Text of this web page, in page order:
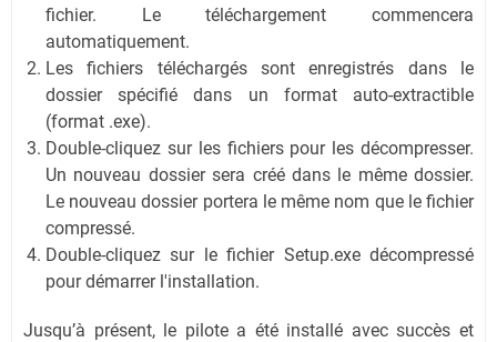
fichier. Le téléchargement commencera
automatiquement.
Les fichiers téléchargés sont enregistrés dans le
dossier spécifié dans un format auto-extractible
(format .exe).
Double-cliquez sur les fichiers pour les décompresser.
Un nouveau dossier sera créé dans le même dossier.
Le nouveau dossier portera le même nom que le fichier
compressé.
Double-cliquez sur le fichier Setup.exe décompressé
pour démarrer l'installation.
Jusqu’à présent, le pilote a été installé avec succès et